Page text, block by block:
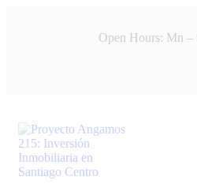
Open Hours: Mn –